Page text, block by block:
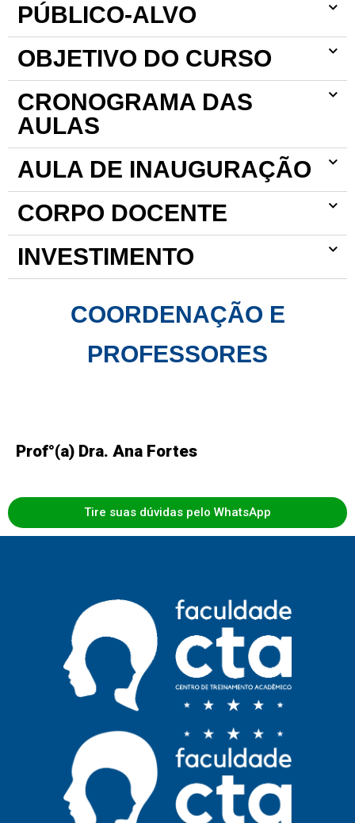
PÚBLICO-ALVO
OBJETIVO DO CURSO
CRONOGRAMA DAS
AULAS
AULA DE INAUGURAÇÃO
CORPO DOCENTE
INVESTIMENTO
COORDENAÇÃO E
PROFESSORES
Prof°(a) Dra. Ana Fortes
Tire suas dúvidas pelo WhatsApp